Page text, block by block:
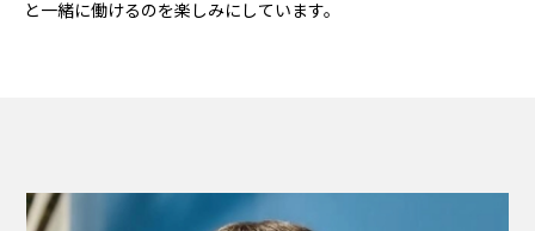
と一緒に働けるのを楽しみにしています。